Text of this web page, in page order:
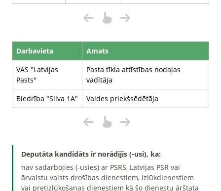
Darbavieta
Amats
VAS "Latvijas
Pasts"
Pasta tīkla attīstības nodaļas
vadītāja
Biedrība "Silva 1A"
Valdes priekšsēdētāja
Deputāta kandidāts ir norādījis (-usi), ka:
nav sadarbojies (-usies) ar PSRS, Latvijas PSR vai
ārvalstu valsts drošības dienestiem, izlūkdienestiem
vai pretizlūkošanas dienestiem kā šo dienestu ārštata